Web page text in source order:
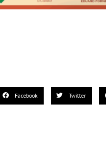
Facebook Twitter